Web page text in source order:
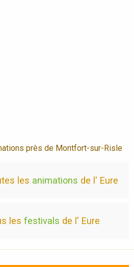
près de Montfort-sur-Risle
les animations de l' Eure
les festivals de l' Eure